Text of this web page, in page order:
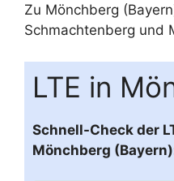
Zu Mönchberg
Schmachtenberg und
LTE in
Schnell-Check der
Mönchberg